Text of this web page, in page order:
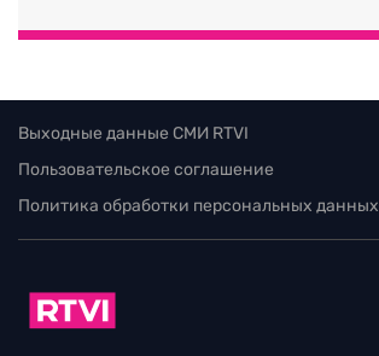
Выходные данные СМИ RTVI
Пользовательское соглашение
Политика обработки персональных данных